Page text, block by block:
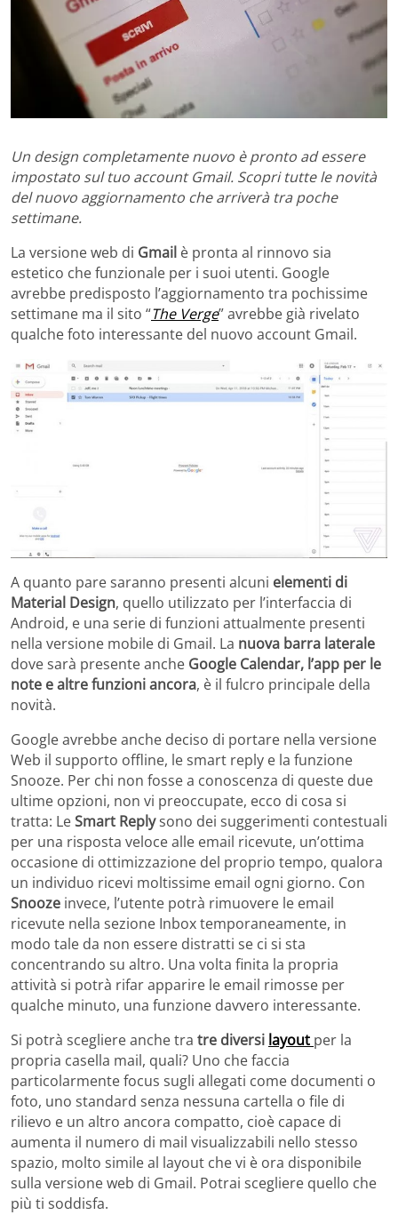
Un design completamente nuovo è pronto ad essere
impostato sul tuo account Gmail. Scopri tutte le novità
del nuovo aggiornamento che arriverà tra poche
settimane.
La versione web di Gmail è pronta al rinnovo sia
estetico che funzionale per i suoi utenti. Google
avrebbe predisposto l’aggiornamento tra pochissime
settimane ma il sito “The Verge” avrebbe già rivelato
qualche foto interessante del nuovo account Gmail.
A quanto pare saranno presenti alcuni elementi di
Material Design, quello utilizzato per l’interfaccia di
Android, e una serie di funzioni attualmente presenti
nella versione mobile di Gmail. La nuova barra laterale
dove sarà presente anche Google Calendar, l’app per le
note e altre funzioni ancora, è il fulcro principale della
novità.
Google avrebbe anche deciso di portare nella versione
Web il supporto offline, le smart reply e la funzione
Snooze. Per chi non fosse a conoscenza di queste due
ultime opzioni, non vi preoccupate, ecco di cosa si
tratta: LeSmart Replysono dei suggerimenti contestuali
per una risposta veloce alle email ricevute, un’ottima
occasione di ottimizzazione del proprio tempo, qualora
un individuo ricevi moltissime email ogni giorno. Con
Snooze invece, l’utente potrà rimuovere le email
ricevute nella sezione Inbox temporaneamente, in
modo tale da non essere distratti se ci si sta
concentrando su altro. Una volta finita la propria
attività si potrà rifar apparire le email rimosse per
qualche minuto, una funzione davvero interessante.
Si potrà scegliere anche tra tre diversi layout per la
propria casella mail, quali? Uno che faccia
particolarmente focus sugli allegati come documenti o
foto, uno standard senza nessuna cartella o file di
rilievo e un altro ancora compatto, cioè capace di
aumenta il numero di mail visualizzabili nello stesso
spazio, molto simile al layout che vi è ora disponibile
sulla versione web di Gmail. Potrai scegliere quello che
più ti soddisfa.